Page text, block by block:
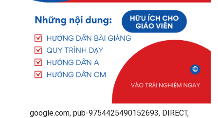
google.com, pub-9754425490152693, DIRECT,